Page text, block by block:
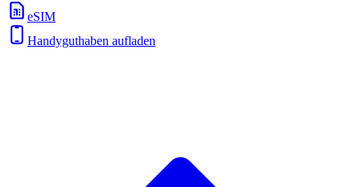
eSIM
Handyguthaben aufladen